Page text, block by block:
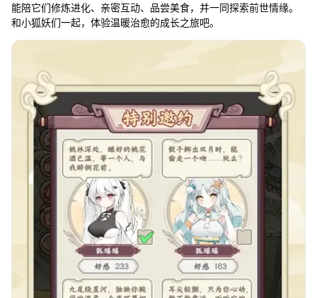
能陪它们修炼进化、亲密互动、品尝美食，并一同探索前世情缘。
和小狐妖们一起，体验温暖治愈的成长之旅吧。